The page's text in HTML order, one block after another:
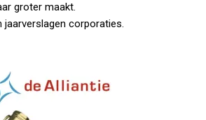
groter maakt.
jaarverslagen corporaties.